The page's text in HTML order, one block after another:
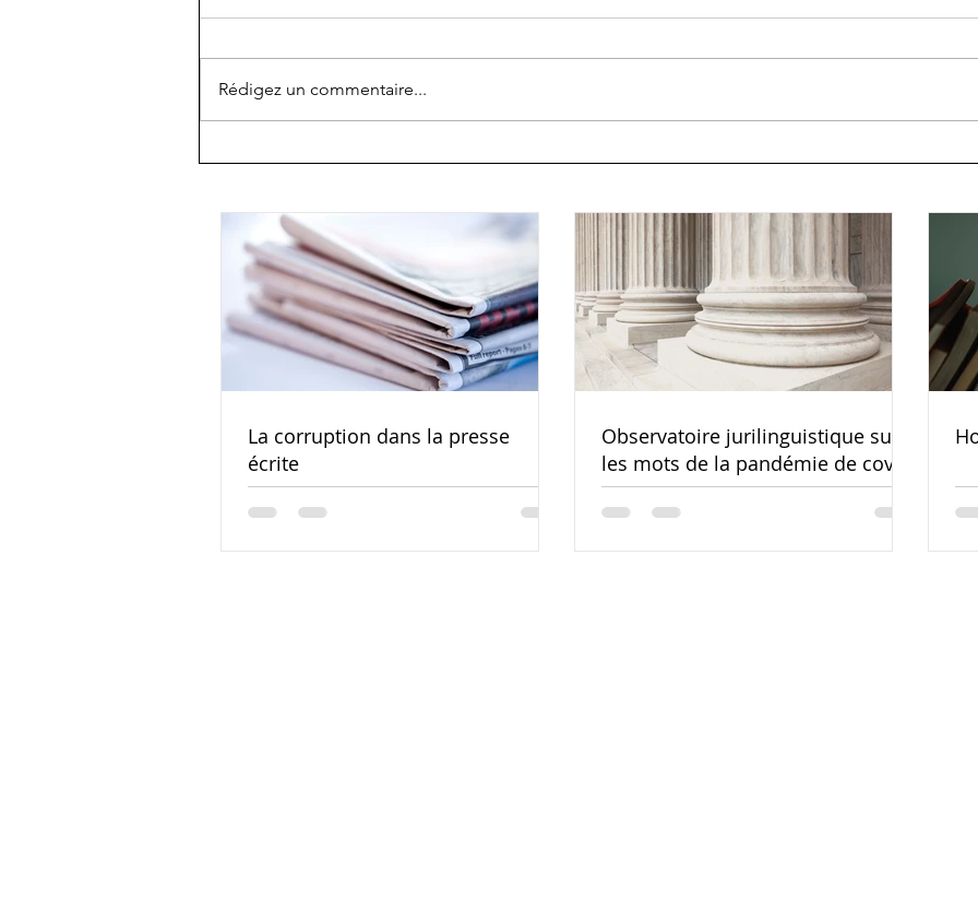
Despre prudenţă
Cu metroul, de la Lyon la
Rédigez un commentaire...
La corruption dans la presse
écrite
Observatoire jurilinguistique sur
les mots de la pandémie de covid-
19. Étude plurilinguistique